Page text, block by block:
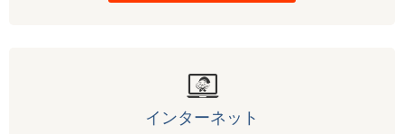
インターネット